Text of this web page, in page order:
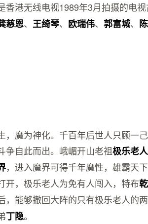
香港无线电视1989年3月拍摄的电
慈恩、 王绮琴、 欧瑞伟、郭富城、
魔为神化。千百年后世人只顾一
争自此而出。峨嵋开山老祖极乐老人
，进入魔界可得千年魔性，雄霸天
开，极乐老人为免有人闯入，特布
，能够撤回大阵的只有极乐老人的
丁隐。